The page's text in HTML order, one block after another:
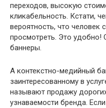
переходов, высокую
кликабельность. Кстати,
вероятность, что человек
просмотреть. Это
баннеры.
А контекстно-медийный
заинтересованному в
называют продажу
узнаваемости бренда.